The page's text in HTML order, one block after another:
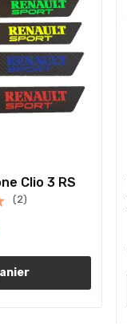
Clio 3 RS
(2)